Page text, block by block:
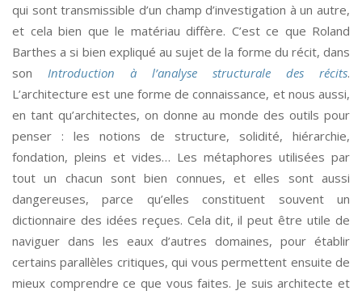
qui sont transmissible d’un champ d’investigation à un autre,
et cela bien que le matériau diffère. C’est ce que Roland
Barthes a si bien expliqué au sujet de la forme du récit, dans
son Introduction à l’analyse structurale des récits.
L’architecture est une forme de connaissance, et nous aussi,
en tant qu’architectes, on donne au monde des outils pour
penser : les notions de structure, solidité, hiérarchie,
fondation, pleins et vides… Les métaphores utilisées par
tout un chacun sont bien connues, et elles sont aussi
dangereuses, parce qu’elles constituent souvent un
dictionnaire des idées reçues. Cela dit, il peut être utile de
naviguer dans les eaux d’autres domaines, pour établir
certains parallèles critiques, qui vous permettent ensuite de
mieux comprendre ce que vous faites. Je suis architecte et